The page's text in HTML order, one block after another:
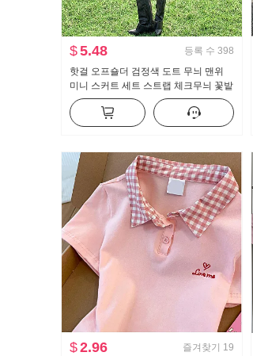
$5.48 등록 수 398
핫걸 오프숄더 검정색 도트 무늬 맨위
미니 스커트 세트 스트랩 체크무늬 꽃밭
반신 스커트 레트로 체크 스커트
$2.96 즐겨찾기 19